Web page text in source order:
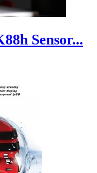
Sensor...